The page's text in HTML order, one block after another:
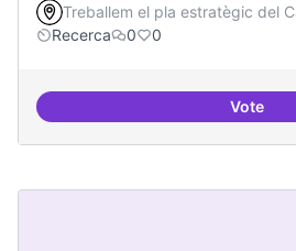
Treballem el pla estratègic del
Recerca
0 0
Vote
IA i